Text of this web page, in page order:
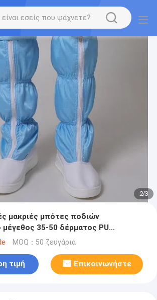
2/3
μακριές μπότες ποδιών
μέγεθος 35-50 δέρματος PU
MOQ：50 ζευγάρια
τιμή Επικοινωνήστε